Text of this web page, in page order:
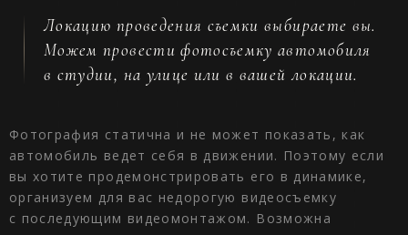
Локацию проведения съемки выбираете вы.
Можем провести фотосъемку автомобиля
в студии, на улице или в вашей локации.
Фотография статична и не может показать, как
автомобиль ведет себя в движении. Поэтому если
вы хотите продемонстрировать его в динамике,
организуем для вас недорогую видеосъемку
с последующим видеомонтажом. Возможна